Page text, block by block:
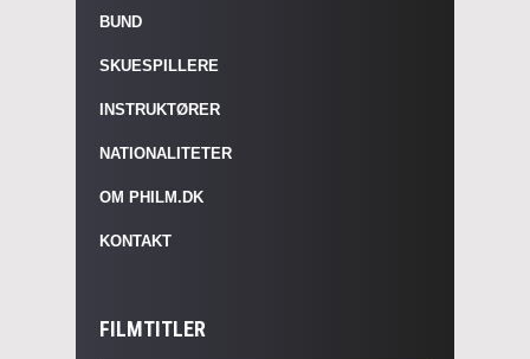
BUND
SKUESPILLERE
INSTRUKTØRER
NATIONALITETER
OM PHILM.DK
KONTAKT
FILMTITLER